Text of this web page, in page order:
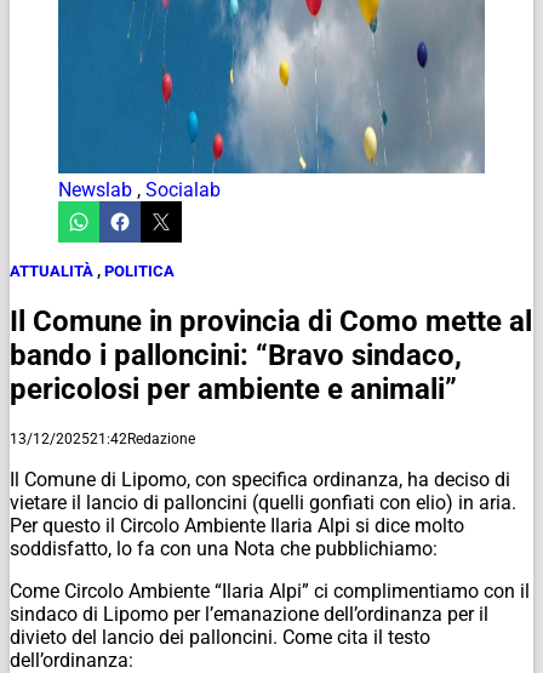
Newslab , Socialab
ATTUALITÀ , POLITICA
Il Comune in provincia di Como mette al
bando i palloncini: “Bravo sindaco,
pericolosi per ambiente e animali”
13/12/202521:42Redazione
Il Comune di Lipomo, con specifica ordinanza, ha deciso di
vietare il lancio di palloncini (quelli gonfiati con elio) in aria.
Per questo il Circolo Ambiente Ilaria Alpi si dice molto
soddisfatto, lo fa con una Nota che pubblichiamo:
Come Circolo Ambiente “Ilaria Alpi” ci complimentiamo con il
sindaco di Lipomo per l’emanazione dell’ordinanza per il
divieto del lancio dei palloncini. Come cita il testo
dell’ordinanza: